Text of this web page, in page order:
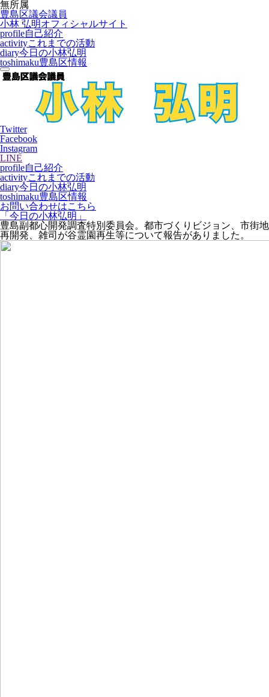
無所属
豊島区議会議員
小林 弘明オフィシャルサイト
profile自己紹介
activityこれまでの活動
diary今日の小林弘明
toshimaku豊島区情報
Twitter
Facebook
Instagram
LINE
profile自己紹介
activityこれまでの活動
diary今日の小林弘明
toshimaku豊島区情報
お問い合わせはこちら
「今日の小林弘明」
豊島副都心開発調査特別委員会。都市づくりビジョン、市街地
再開発、雑司が谷霊園再生等について報告がありました。